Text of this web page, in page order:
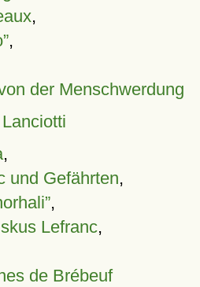
,
,
der Menschwerdung
,
und Gefährten,
,
Lefranc,
de Brébeuf